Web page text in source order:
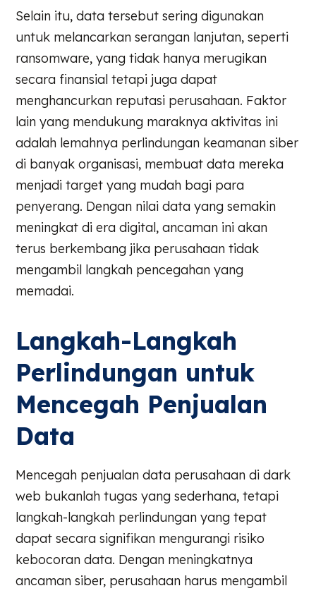
Selain itu, data tersebut sering digunakan
untuk melancarkan serangan lanjutan, seperti
ransomware, yang tidak hanya merugikan
secara finansial tetapi juga dapat
menghancurkan reputasi perusahaan. Faktor
lain yang mendukung maraknya aktivitas ini
adalah lemahnya perlindungan keamanan siber
di banyak organisasi, membuat data mereka
menjadi target yang mudah bagi para
penyerang. Dengan nilai data yang semakin
meningkat di era digital, ancaman ini akan
terus berkembang jika perusahaan tidak
mengambil langkah pencegahan yang
memadai.
Langkah-Langkah
Perlindungan untuk
Mencegah Penjualan
Data
Mencegah penjualan data perusahaan di dark
web bukanlah tugas yang sederhana, tetapi
langkah-langkah perlindungan yang tepat
dapat secara signifikan mengurangi risiko
kebocoran data. Dengan meningkatnya
ancaman siber, perusahaan harus mengambil